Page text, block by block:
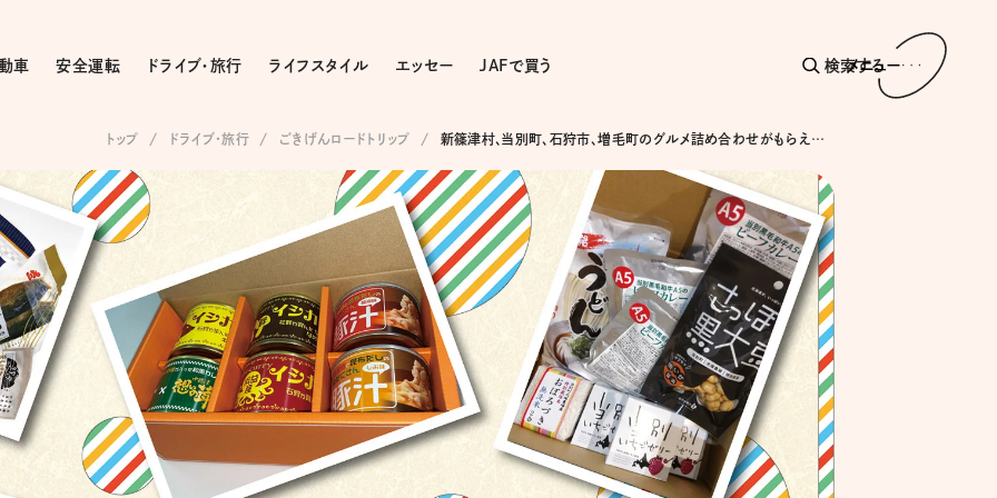
車 安全運転 ドライブ・旅行 ライフスタイル エッセー JAFで買う 検索する
メニュー
トップ ドライブ･旅行 ごきげんロードトリップ 新篠津村、当別町、石狩市、増毛町のグルメ詰め合わせがもらえる！ ご当地名産品プレゼント※2023年9月30日に応募を締め切りました